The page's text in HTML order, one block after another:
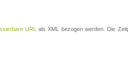
URL
als XML bezogen werden. Die